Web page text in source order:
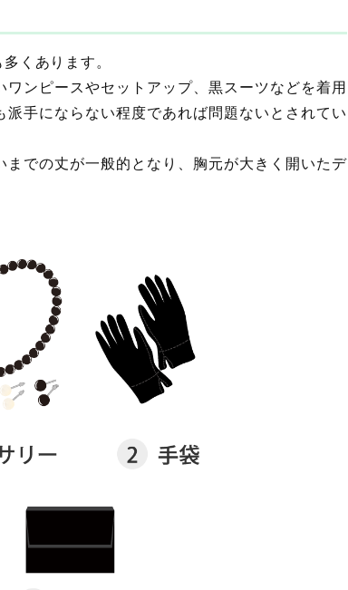
くあります。
ンピースやセットアップ、黒スーツなどを着用
手にならない程度であれば問題ないとされてい
での丈が一般的となり、胸元が大きく開いたデ